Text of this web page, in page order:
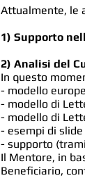
Attualmente, le
1) Supporto
2) Analisi del
In questo
- modello
- modello di
- modello di
- esempi di
- supporto
Il Mentore, in
Beneficiario,